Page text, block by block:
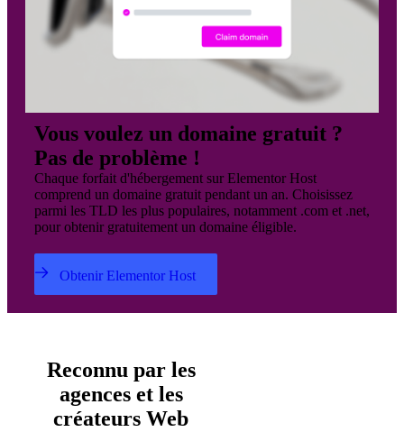
Vous voulez un domaine gratuit ?
Pas de problème !
Chaque forfait d'hébergement sur Elementor Host
comprend un domaine gratuit pendant un an. Choisissez
parmi les TLD les plus populaires, notamment .com et .net,
pour obtenir gratuitement un domaine éligible.
Obtenir Elementor Host
Reconnu par les
agences et les
créateurs Web